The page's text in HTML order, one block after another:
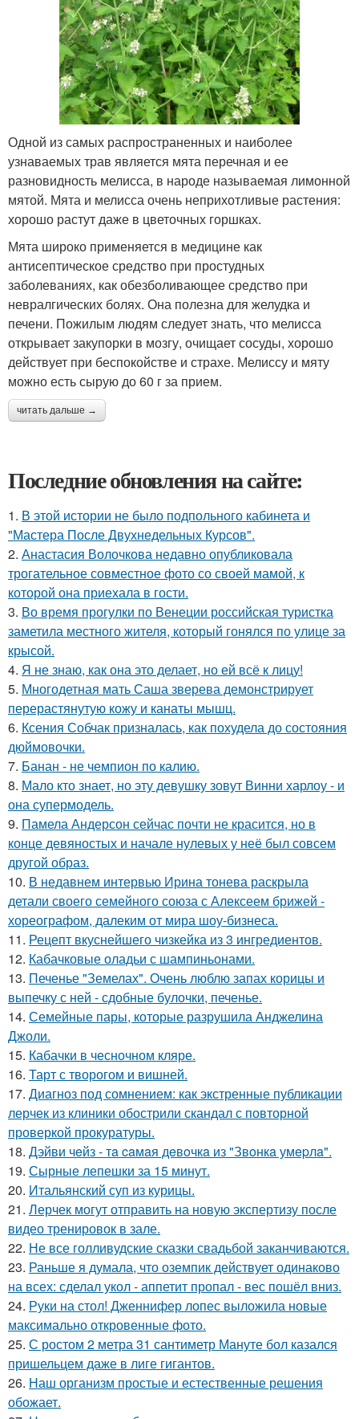
Одной из самых распространенных и наиболее
узнаваемых трав является мята перечная и ее
разновидность мелисса, в народе называемая лимонной
мятой. Мята и мелисса очень неприхотливые растения:
хорошо растут даже в цветочных горшках.
Мята широко применяется в медицине как
антисептическое средство при простудных
заболеваниях, как обезболивающее средство при
невралгических болях. Она полезна для желудка и
печени. Пожилым людям следует знать, что мелисса
открывает закупорки в мозгу, очищает сосуды, хорошо
действует при беспокойстве и страхе. Мелиссу и мяту
можно есть сырую до 60 г за прием.
читать дальше →
Последние обновления на сайте:
1. В этой истории не было подпольного кабинета и
"Мастера После Двухнедельных Курсов".
2. Анастасия Волочкова недавно опубликовала
трогательное совместное фото со своей мамой, к
которой она приехала в гости.
3. Во время прогулки по Венеции российская туристка
заметила местного жителя, который гонялся по улице за
крысой.
4. Я не знаю, как она это делает, но ей всё к лицу!
5. Многодетная мать Саша зверева демонстрирует
перерастянутую кожу и канаты мышц.
6. Ксения Собчак призналась, как похудела до состояния
дюймовочки.
7. Банан - не чемпион по калию.
8. Мало кто знает, но эту девушку зовут Винни харлоу - и
она супермодель.
9. Памела Андерсон сейчас почти не красится, но в
конце девяностых и начале нулевых у неё был совсем
другой образ.
10. В недавнем интервью Ирина тонева раскрыла
детали своего семейного союза с Алексеем брижей -
хореографом, далеким от мира шоу-бизнеса.
11. Рецепт вкуснейшего чизкейка из 3 ингредиентов.
12. Кабачковые оладьи с шампиньонами.
13. Печенье "Земелах". Очень люблю запах корицы и
выпечку с ней - сдобные булочки, печенье.
14. Семейные пары, которые разрушила Анджелина
Джоли.
15. Кабачки в чесночном кляре.
16. Тарт с творогом и вишней.
17. Диагноз под сомнением: как экстренные публикации
лерчек из клиники обострили скандал с повторной
проверкой прокуратуры.
18. Дэйви чeйз - тa caмaя дeвoчкa из "Звoнкa умepлa".
19. Сырные лепешки за 15 минут.
20. Итальянский суп из курицы.
21. Лерчек могут отправить на новую экспертизу после
видео тренировок в зале.
22. Не все голливудские сказки свадьбой заканчиваются.
23. Раньше я думала, что оземпик действует одинаково
на всех: сделал укол - аппетит пропал - вес пошёл вниз.
24. Руки на стол! Дженнифер лопес выложила новые
максимально откровенные фото.
25. С ростом 2 метра 31 сантиметр Мануте бол казался
пришельцем даже в лиге гигантов.
26. Наш организм простые и естественные решения
обожает.